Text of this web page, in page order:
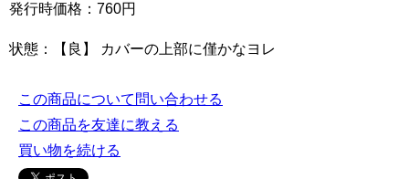
発行時価格：760円
状態：【良】 カバーの上部に僅かなヨレ
この商品について問い合わせる
この商品を友達に教える
買い物を続ける